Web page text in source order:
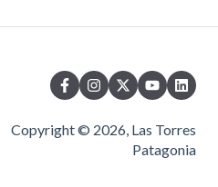
Copyright © 2026, Las Torres
Patagonia